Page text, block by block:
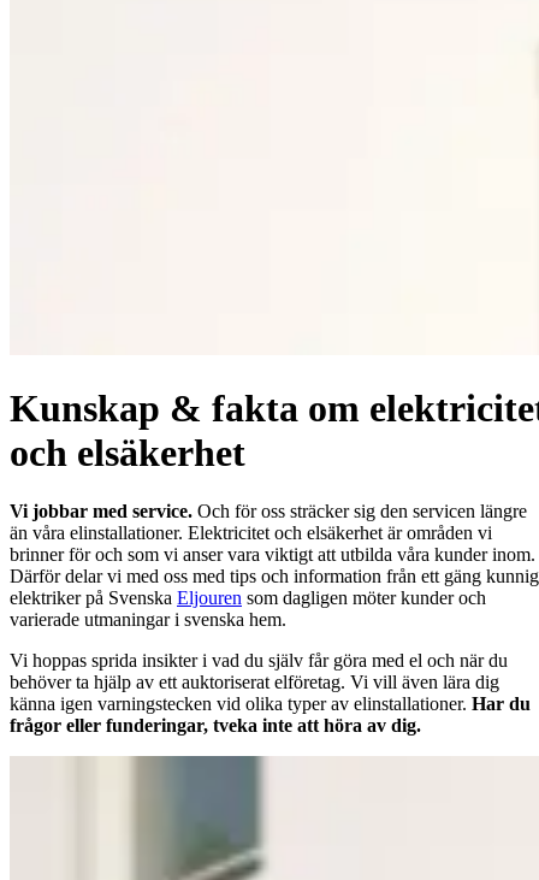
Kunskap & fakta om
och elsäkerhet
Vi jobbar med service. Och för oss sträcker sig den servicen längre
än våra elinstallationer. Elektricitet och elsäkerhet är områden vi
brinner för och som vi anser vara viktigt att utbilda våra kunder inom.
Därför delar vi med oss med tips och information från ett gäng
elektriker på Svenska Eljouren som dagligen möter kunder och
varierade utmaningar i svenska hem.
Vi hoppas sprida insikter i vad du själv får göra med el och när du
behöver ta hjälp av ett auktoriserat elföretag. Vi vill även lära dig
känna igen varningstecken vid olika typer av elinstallationer. Har du
frågor eller funderingar, tveka inte att höra av dig.